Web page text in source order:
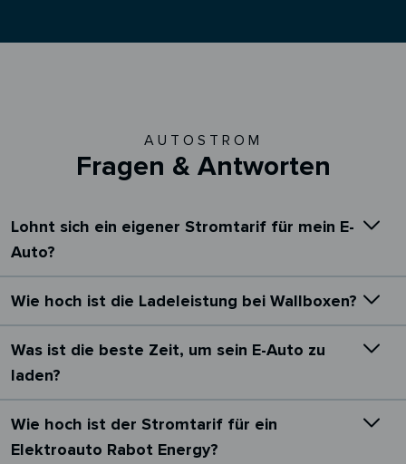
AUTOSTROM
Fragen & Antworten
Lohnt sich ein eigener Stromtarif für mein E-
Auto?
Wie hoch ist die Ladeleistung bei Wallboxen?
Was ist die beste Zeit, um sein E-Auto zu
laden?
Wie hoch ist der Stromtarif für ein
Elektroauto Rabot Energy?